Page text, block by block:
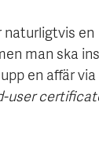
naturligtvis en
man ska
en affär via
user